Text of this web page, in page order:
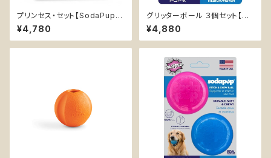
プリンセス・セット【SodaPup】
浮く 持ってこい エンリッチメント
おやつ入れ可 ソフト ラメ カミカ
ミおもちゃ ナイロン チュートイ
¥4,780
グリッターボール ３個セット【So
daPup】浮く 持ってこい エンリ
ッチメント おやつ入れ可 ソフト
ラメ
¥4,880